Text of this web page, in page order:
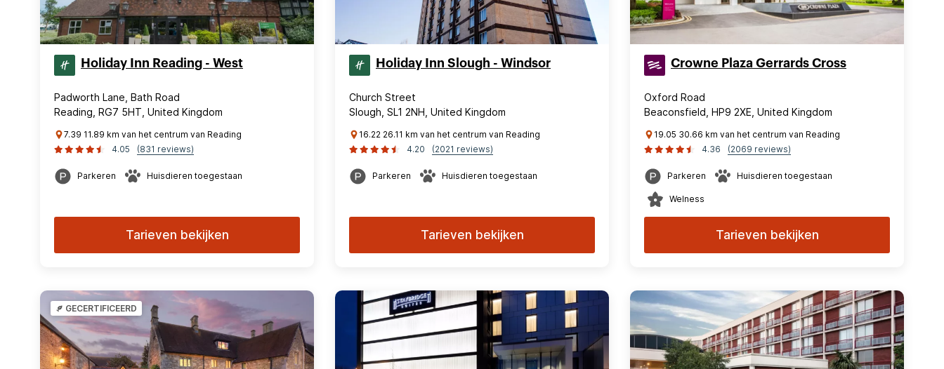
Holiday Inn Reading - West
Padworth Lane, Bath Road
Reading, RG7 5HT, United Kingdom
7.39 11.89 km van het centrum van Reading
4.05
(831 reviews)
Parkeren Huisdieren toegestaan
Tarieven bekijken
Holiday Inn Slough - Windsor
Church Street
Slough, SL1 2NH, United Kingdom
16.22 26.11 km van het centrum van Reading
4.20
(2021 reviews)
Parkeren Huisdieren toegestaan
Tarieven bekijken
Crowne Plaza Gerrards Cross
Oxford Road
Beaconsfield, HP9 2XE, United Kingdom
19.05 30.66 km van het centrum van Reading
4.36
(2069 reviews)
Parkeren Huisdieren toegestaan
Welness
Tarieven bekijken
GECERTIFICEERD